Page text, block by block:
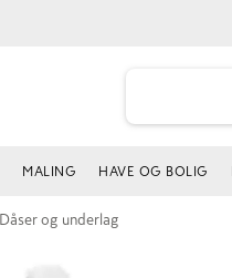
MALING HAVE OG BOLIG
Dåser og underlag